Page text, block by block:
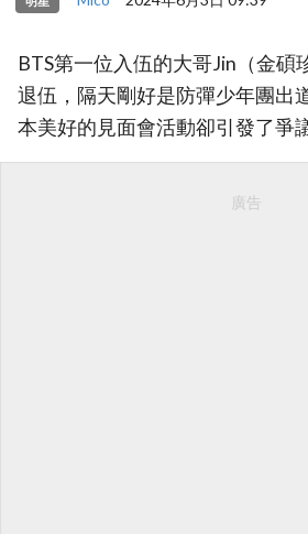
BTS第一位入伍的大哥Jin（金碩
退伍，隔天剛好是防彈少年團出
本美好的見面會活動卻引發了爭議
廣告